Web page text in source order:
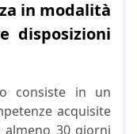
in modalità
disposizioni
consiste in un
acquisite
30 giorni